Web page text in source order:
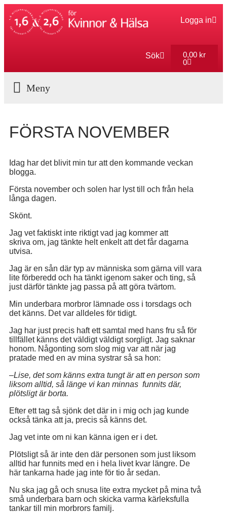
Logga in
Sök 0,00 kr
0
FÖRSTA NOVEMBER
Idag har det blivit min tur att den kommande veckan
blogga.
Första november och solen har lyst till och från hela
långa dagen.
Skönt.
Jag vet faktiskt inte riktigt vad jag kommer att
skriva om, jag tänkte helt enkelt att det får dagarna
utvisa.
Jag är en sån där typ av människa som gärna vill vara
lite förberedd och ha tänkt igenom saker och ting, så
just därför tänkte jag passa på att göra tvärtom.
Min underbara morbror lämnade oss i torsdags och
det känns. Det var alldeles för tidigt.
Jag har just precis haft ett samtal med hans fru så för
tillfället känns det väldigt väldigt sorgligt. Jag saknar
honom. Någonting som slog mig var att när jag
pratade med en av mina systrar så sa hon:
–Lise, det som känns extra tungt är att en person som
liksom alltid, så länge vi kan minnas funnits där,
plötsligt är borta.
Efter ett tag så sjönk det där in i mig och jag kunde
också tänka att ja, precis så känns det.
Jag vet inte om ni kan känna igen er i det.
Plötsligt så är inte den där personen som just liksom
alltid har funnits med en i hela livet kvar längre. De
här tankarna hade jag inte för tio år sedan.
Nu ska jag gå och snusa lite extra mycket på mina två
små underbara barn och skicka varma kärleksfulla
tankar till min morbrors familj.